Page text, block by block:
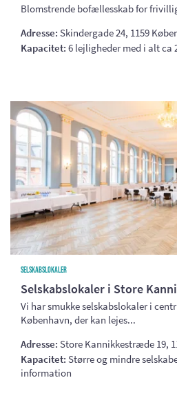
Blomstrende bofællesskab for
Adresse: Skindergade 24, 1159
Kapacitet: 6 lejligheder med i alt ca
Selskabslokaler
Selskabslokaler i Store
Vi har smukke selskabslokaler i
København, der kan lejes...
Adresse: Store Kannikkestræde 19,
Kapacitet: Større og mindre
information